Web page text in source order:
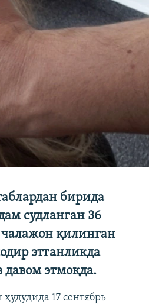
бирида
судланган 36
қилинган
этганликда
давом этмоқда.
17 сентябрь